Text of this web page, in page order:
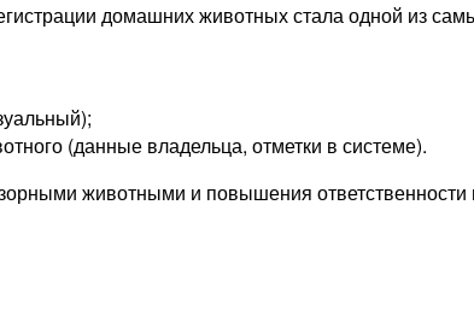
домашних животных стала одной из
(данные владельца, отметки в системе).
животными и повышения